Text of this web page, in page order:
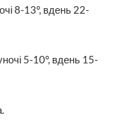
8-13°, вдень 22-
5-10°, вдень 15-